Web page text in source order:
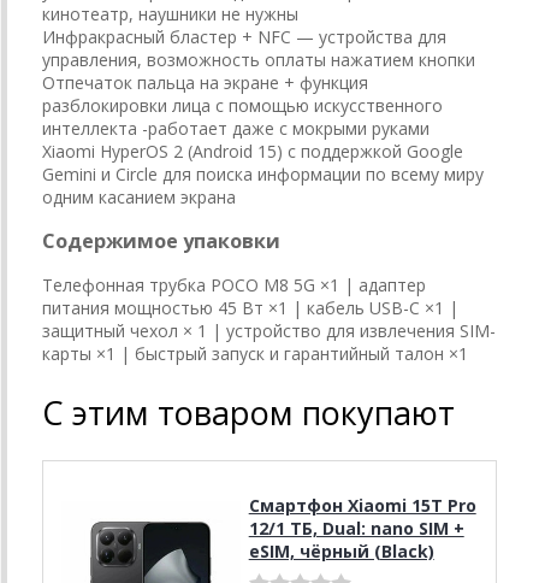
кинотеатр, наушники не нужны
Инфракрасный бластер + NFC — устройства для
управления, возможность оплаты нажатием кнопки
Отпечаток пальца на экране + функция
разблокировки лица с помощью искусственного
интеллекта -работает даже с мокрыми руками
Xiaomi HyperOS 2 (Android 15) с поддержкой Google
Gemini и Circle для поиска информации по всему миру
одним касанием экрана
Содержимое упаковки
Телефонная трубка POCO M8 5G ×1 | адаптер
питания мощностью 45 Вт ×1 | кабель USB-C ×1 |
защитный чехол × 1 | устройство для извлечения SIM-
карты ×1 | быстрый запуск и гарантийный талон ×1
С этим товаром покупают
Смартфон Xiaomi 15T Pro
12/1 ТБ, Dual: nano SIM +
eSIM, чёрный (Black)